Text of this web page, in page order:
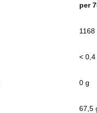
per
< 0,4
0 g
67,5